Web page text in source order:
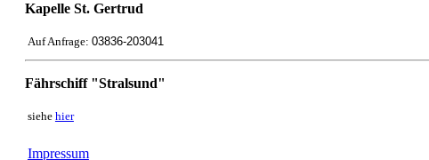
Kapelle St. Gertrud
Auf Anfrage: 03836-203041
Fährschiff "Stralsund"
siehe hier
Impressum